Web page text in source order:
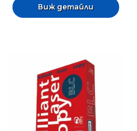
Виж детайли